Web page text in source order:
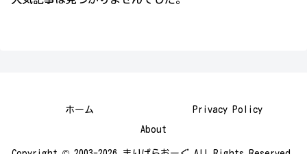
ホーム Privacy Policy
About